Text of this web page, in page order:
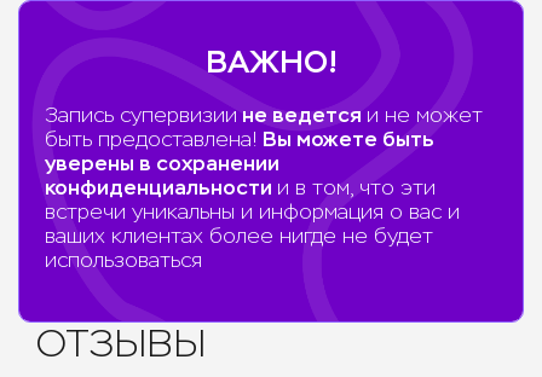
ВАЖНО!
Запись супервизиине ведетсяи не может
быть предоставлена! Вы можете быть
уверены в сохранении
конфиденциальности и в том, что эти
встречи уникальны и информация о вас и
ваших клиентах более нигде не будет
использоваться
ОТЗЫВЫ